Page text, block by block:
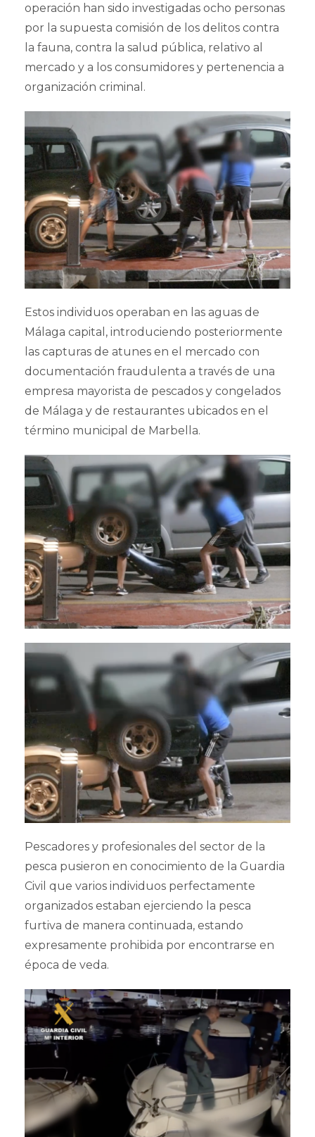
operación han sido investigadas ocho personas
por la supuesta comisión de los delitos contra
la fauna, contra la salud pública, relativo al
mercado y a los consumidores y pertenencia a
organización criminal.
Estos individuos operaban en las aguas de
Málaga capital, introduciendo posteriormente
las capturas de atunes en el mercado con
documentación fraudulenta a través de una
empresa mayorista de pescados y congelados
de Málaga y de restaurantes ubicados en el
término municipal de Marbella.
Pescadores y profesionales del sector de la
pesca pusieron en conocimiento de la Guardia
Civil que varios individuos perfectamente
organizados estaban ejerciendo la pesca
furtiva de manera continuada, estando
expresamente prohibida por encontrarse en
época de veda.